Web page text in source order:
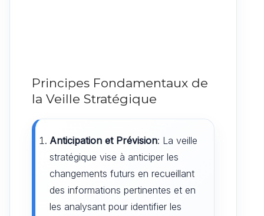
Principes Fondamentaux de
la Veille Stratégique
Anticipation et Prévision: La veille
stratégique vise à anticiper les
changements futurs en recueillant
des informations pertinentes et en
les analysant pour identifier les